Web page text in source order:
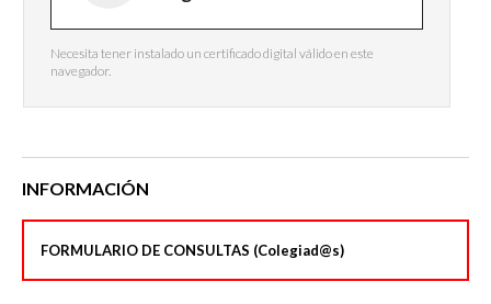
Necesita tener instalado un certificado digital válido en este
navegador.
INFORMACIÓN
FORMULARIO DE CONSULTAS (Colegiad@s)